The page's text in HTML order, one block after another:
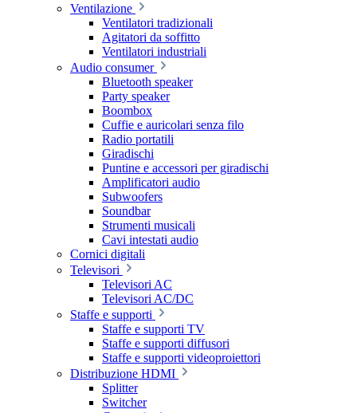
Ventilazione
Ventilatori tradizionali
Agitatori da soffitto
Ventilatori industriali
Audio consumer
Bluetooth speaker
Party speaker
Boombox
Cuffie e auricolari senza filo
Radio portatili
Giradischi
Puntine e accessori per giradischi
Amplificatori audio
Subwoofers
Soundbar
Strumenti musicali
Cavi intestati audio
Cornici digitali
Televisori
Televisori AC
Televisori AC/DC
Staffe e supporti
Staffe e supporti TV
Staffe e supporti diffusori
Staffe e supporti videoproiettori
Distribuzione HDMI
Splitter
Switcher